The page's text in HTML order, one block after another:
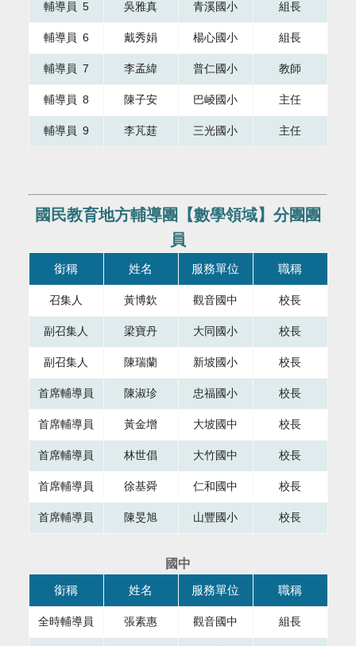
輔導員 5 吳雅真 青溪國小 組長
輔導員 6 戴秀娟 楊心國小 組長
輔導員 7 李孟緯 普仁國小 教師
輔導員 8 陳子安 巴崚國小 主任
輔導員 9 李芃莛 三光國小 主任
國民教育地方輔導團【數學領域】分團團
員
本表格為組織成員，共有四個直欄，第一直欄銜稱，第二直
銜稱 姓名 服務單位 職稱
召集人 黃博欽 觀音國中 校長
副召集人 梁寶丹 大同國小 校長
副召集人 陳瑞蘭 新坡國小 校長
首席輔導員 陳淑珍 忠福國小 校長
首席輔導員 黃金增 大坡國中 校長
首席輔導員 林世倡 大竹國中 校長
首席輔導員 徐基舜 仁和國中 校長
首席輔導員 陳旻旭 山豐國小 校長
國中
本表格為組織成員，共有四個直欄，第一直欄銜稱，第二直
銜稱 姓名 服務單位 職稱
全時輔導員 張素惠 觀音國中 組長